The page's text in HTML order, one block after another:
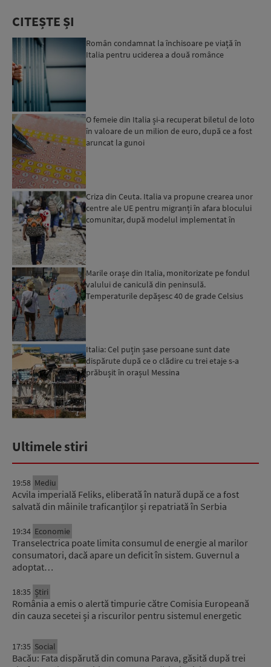
CITEȘTE ȘI
Român condamnat la închisoare pe viață în
Italia pentru uciderea a două românce
O femeie din Italia și-a recuperat biletul de loto
în valoare de un milion de euro, după ce a fost
aruncat la gunoi
Criza din Ceuta. Italia va propune crearea unor
centre ale UE pentru migranți în afara blocului
comunitar, după modelul implementat în
Marile orașe din Italia, monitorizate pe fondul
valului de caniculă din peninsulă.
Temperaturile depășesc 40 de grade Celsius
Italia: Cel puțin șase persoane sunt date
dispărute după ce o clădire cu trei etaje s-a
prăbușit în orașul Messina
Ultimele stiri
19:58 Mediu
Acvila imperială Feliks, eliberată în natură după ce a fost
salvată din mâinile traficanților și repatriată în Serbia
19:34 Economie
Transelectrica poate limita consumul de energie al marilor
consumatori, dacă apare un deficit în sistem. Guvernul a
adoptat…
18:35 Știri
România a emis o alertă timpurie către Comisia Europeană
din cauza secetei și a riscurilor pentru sistemul energetic
17:35 Social
Bacău: Fata dispărută din comuna Parava, găsită după trei